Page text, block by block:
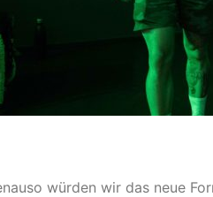
würden wir das neue